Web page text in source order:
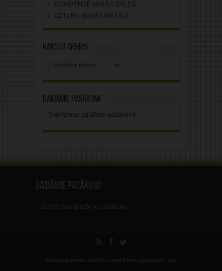
KOMPENSĒJAMĀS ZĀLES
UZTURA BAGĀTINĀTĀJI
Rakstu arhīvs
Gaidāmie pasākumi
Šobrīd nav gaidāmo pasākumi.
Gaidāmie pasākumi
Šobrīd nav gaidāmo pasākumi.